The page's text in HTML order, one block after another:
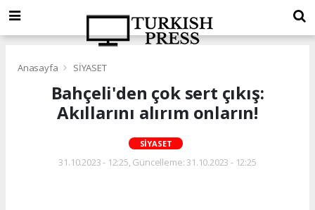
Anasayfa SİYASET
Bahçeli'den çok sert çıkış:
Akıllarını alırım onların!
SİYASET
31.10.2023 - 12:25, Güncelleme: 31.10.2023 - 12:25